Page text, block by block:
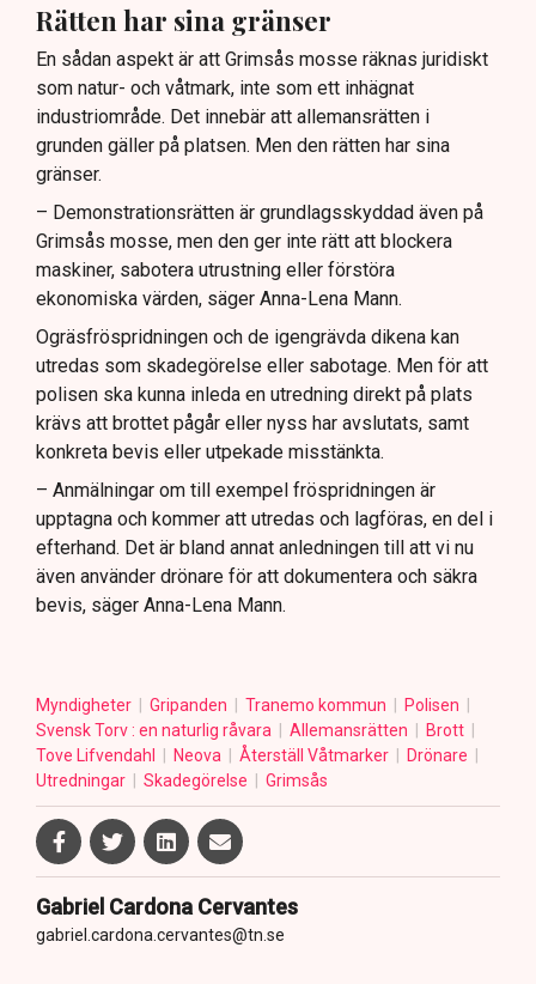
Rätten har sina gränser
En sådan aspekt är att Grimsås mosse räknas juridiskt
som natur- och våtmark, inte som ett inhägnat
industriområde. Det innebär att allemansrätten i
grunden gäller på platsen. Men den rätten har sina
gränser.
– Demonstrationsrätten är grundlagsskyddad även på
Grimsås mosse, men den ger inte rätt att blockera
maskiner, sabotera utrustning eller förstöra
ekonomiska värden, säger Anna-Lena Mann.
Ogräsfröspridningen och de igengrävda dikena kan
utredas som skadegörelse eller sabotage. Men för att
polisen ska kunna inleda en utredning direkt på plats
krävs att brottet pågår eller nyss har avslutats, samt
konkreta bevis eller utpekade misstänkta.
– Anmälningar om till exempel fröspridningen är
upptagna och kommer att utredas och lagföras, en del i
efterhand. Det är bland annat anledningen till att vi nu
även använder drönare för att dokumentera och säkra
bevis, säger Anna-Lena Mann.
Myndigheter Gripanden Tranemo kommun
Polisen
Svensk Torv : en naturlig råvara
Allemansrätten
Brott
Tove Lifvendahl
Neova Återställ Våtmarker
Drönare
Utredningar
Skadegörelse Grimsås
Gabriel Cardona Cervantes
gabriel.cardona.cervantes@tn.se